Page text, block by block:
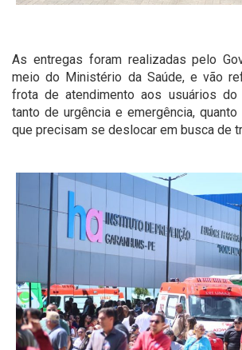
As entregas foram realizadas pelo
meio do Ministério da Saúde, e vão
frota de atendimento aos usuários do
tanto de urgência e emergência,
que precisam se deslocar em busca de